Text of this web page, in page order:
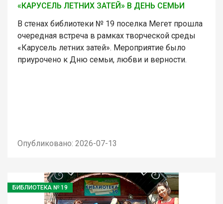
«КАРУСЕЛЬ ЛЕТНИХ ЗАТЕЙ» В ДЕНЬ СЕМЬИ
В стенах библиотеки № 19 поселка Мегет прошла
очередная встреча в рамках творческой среды
«Карусель летних затей». Мероприятие было
приурочено к Дню семьи, любви и верности.
Опубликовано: 2026-07-13
БИБЛИОТЕКА № 19